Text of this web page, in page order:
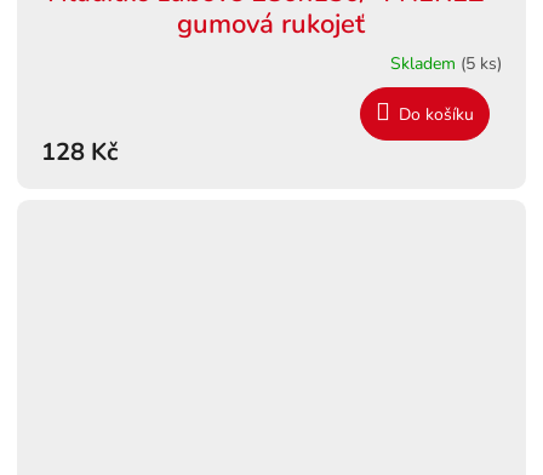
gumová rukojeť
Skladem (5 ks)
128 Kč
Do košíku